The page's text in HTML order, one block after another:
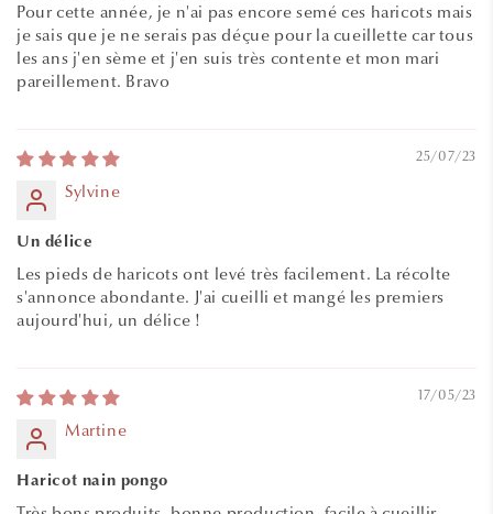
Pour cette année, je n'ai pas encore semé ces haricots mais
je sais que je ne serais pas déçue pour la cueillette car tous
les ans j'en sème et j'en suis très contente et mon mari
pareillement. Bravo
25/07/23
Sylvine
Un délice
Les pieds de haricots ont levé très facilement. La récolte
s'annonce abondante. J'ai cueilli et mangé les premiers
aujourd'hui, un délice !
17/05/23
Martine
Haricot nain pongo